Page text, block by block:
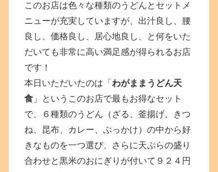
このお店は色々な種類のうどんとセットメ
ニューが充実していますが、出汁良し、腰
良し、価格良し、居心地良し、と何をいた
だいても非常に高い満足感が得られるお店
です！
本日いただいたのは「わがままうどん天
食 」というこのお店で最もお得なセット
で、６種類のうどん（ざる、釜揚げ、きつ
ね、昆布、カレー、ぶっかけ）の中から好
きなものを一つ選び、さらに天ぷらの盛り
合わせと黒米のおにぎりが付いて９２４円